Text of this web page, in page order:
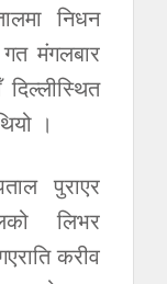
निधन
मंगलबार
दिल्लीस्थित
।
पुराएर
लिभर
करीव